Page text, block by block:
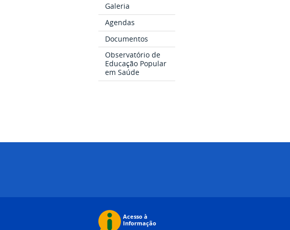
Galeria
Agendas
Documentos
Observatório de
Educação Popular
em Saúde